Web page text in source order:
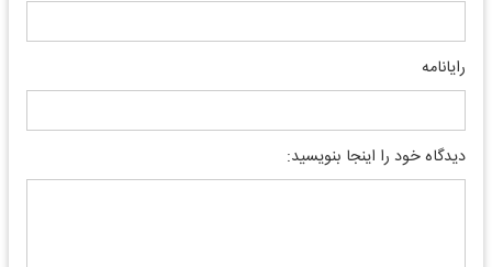
رایانامه
دیدگاه خود را اینجا بنویسید: